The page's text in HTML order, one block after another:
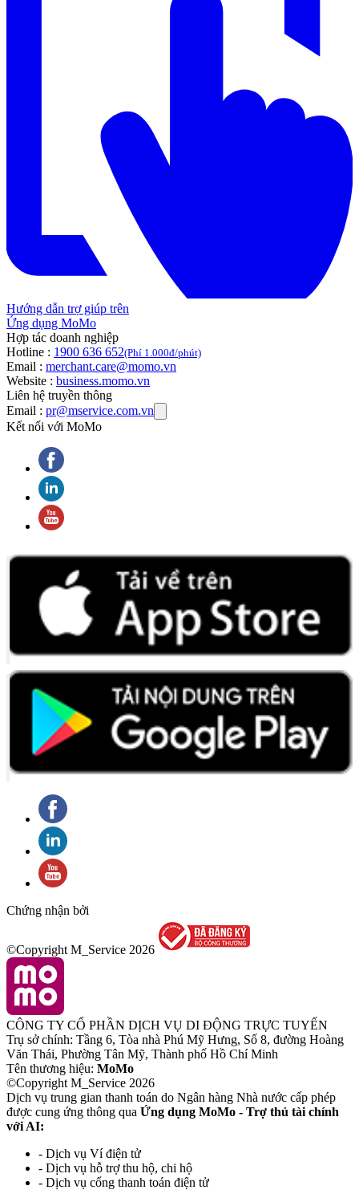
Hướng dẫn trợ giúp trên
Ứng dụng MoMo
Hợp tác doanh nghiệp
Hotline : 1900 636 652(Phí 1.000đ/phút)
Email : merchant.care@momo.vn
Website : business.momo.vn
Liên hệ truyền thông
Email : pr@mservice.com.vn
Kết nối với MoMo
Chứng nhận bởi
©Copyright M_Service 2026
CÔNG TY CỔ PHẦN DỊCH VỤ DI ĐỘNG TRỰC TUYẾN
Trụ sở chính: Tầng 6, Tòa nhà Phú Mỹ Hưng, Số 8, đường Hoàng
Văn Thái, Phường Tân Mỹ, Thành phố Hồ Chí Minh
Tên thương hiệu: MoMo
©Copyright M_Service 2026
Dịch vụ trung gian thanh toán do Ngân hàng Nhà nước cấp phép
được cung ứng thông qua Ứng dụng MoMo - Trợ thủ tài chính
với AI:
- Dịch vụ Ví điện tử
- Dịch vụ hỗ trợ thu hộ, chi hộ
- Dịch vụ cổng thanh toán điện tử